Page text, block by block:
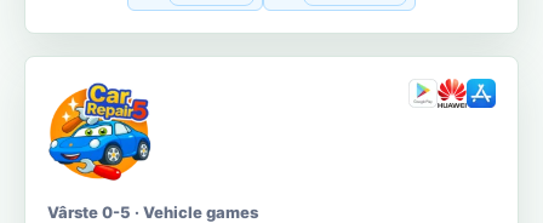
Vârste 0-5 · Vehicle games